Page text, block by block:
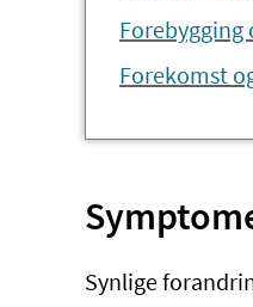
Forebygging
Forekomst
Synlige